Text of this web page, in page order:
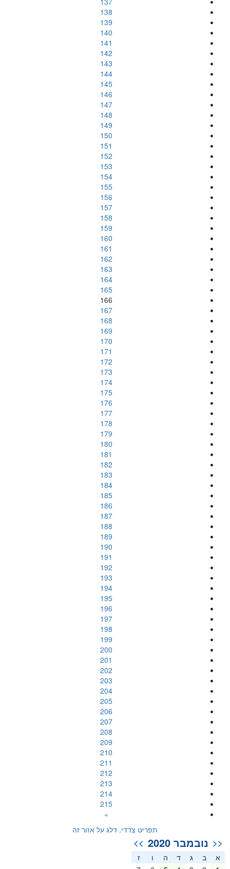
138
139
140
141
142
143
144
145
146
147
148
149
150
151
152
153
154
155
156
157
158
159
160
161
162
163
164
165
166
167
168
169
170
171
172
173
174
175
176
177
178
179
180
181
182
183
184
185
186
187
188
189
190
191
192
193
194
195
196
197
198
199
200
201
202
203
204
205
206
207
208
209
210
211
212
213
214
215
»
תפריט צדדי. דלג על אזור זה
<< נובמבר 2020 >>
א ב ג ד ה
ז